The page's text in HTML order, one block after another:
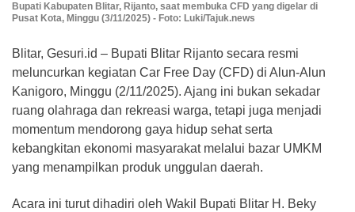
Bupati Kabupaten Blitar, Rijanto, saat membuka CFD yang digelar di
Pusat Kota, Minggu (3/11/2025) - Foto: Luki/Tajuk.news
Blitar, Gesuri.id – Bupati Blitar Rijanto secara resmi
meluncurkan kegiatan Car Free Day (CFD) di Alun-Alun
Kanigoro, Minggu (2/11/2025). Ajang ini bukan sekadar
ruang olahraga dan rekreasi warga, tetapi juga menjadi
momentum mendorong gaya hidup sehat serta
kebangkitan ekonomi masyarakat melalui bazar UMKM
yang menampilkan produk unggulan daerah.
Acara ini turut dihadiri oleh Wakil Bupati Blitar H. Beky